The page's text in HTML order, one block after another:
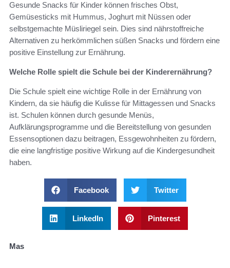
Gesunde Snacks für Kinder können frisches Obst,
Gemüsesticks mit Hummus, Joghurt mit Nüssen oder
selbstgemachte Müsliriegel sein. Dies sind nährstoffreiche
Alternativen zu herkömmlichen süßen Snacks und fördern eine
positive Einstellung zur Ernährung.
Welche Rolle spielt die Schule bei der Kinderernährung?
Die Schule spielt eine wichtige Rolle in der Ernährung von
Kindern, da sie häufig die Kulisse für Mittagessen und Snacks
ist. Schulen können durch gesunde Menüs,
Aufklärungsprogramme und die Bereitstellung von gesunden
Essensoptionen dazu beitragen, Essgewohnheiten zu fördern,
die eine langfristige positive Wirkung auf die Kindergesundheit
haben.
Facebook Twitter
LinkedIn Pinterest
Mas